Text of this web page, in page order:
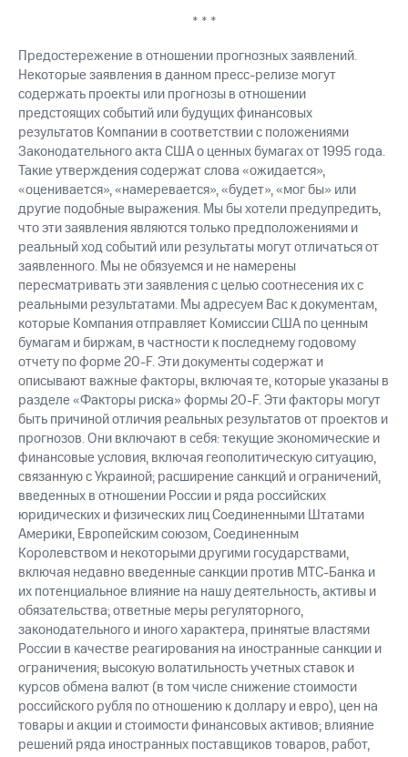
* * *
Предостережение в отношении прогнозных заявлений.
Некоторые заявления в данном пресс-релизе могут
содержать проекты или прогнозы в отношении
предстоящих событий или будущих финансовых
результатов Компании в соответствии с положениями
Законодательного акта США о ценных бумагах от 1995 года.
Такие утверждения содержат слова «ожидается»,
«оценивается», «намеревается», «будет», «мог бы» или
другие подобные выражения. Мы бы хотели предупредить,
что эти заявления являются только предположениями и
реальный ход событий или результаты могут отличаться от
заявленного. Мы не обязуемся и не намерены
пересматривать эти заявления с целью соотнесения их с
реальными результатами. Мы адресуем Вас к документам,
которые Компания отправляет Комиссии США по ценным
бумагам и биржам, в частности к последнему годовому
отчету по форме 20-F. Эти документы содержат и
описывают важные факторы, включая те, которые указаны в
разделе «Факторы риска» формы 20-F. Эти факторы могут
быть причиной отличия реальных результатов от проектов и
прогнозов. Они включают в себя: текущие экономические и
финансовые условия, включая геополитическую ситуацию,
связанную с Украиной; расширение санкций и ограничений,
введенных в отношении России и ряда российских
юридических и физических лиц Соединенными Штатами
Америки, Европейским союзом, Соединенным
Королевством и некоторыми другими государствами,
включая недавно введенные санкции против МТС-Банка и
их потенциальное влияние на нашу деятельность, активы и
обязательства; ответные меры регуляторного,
законодательного и иного характера, принятые властями
России в качестве реагирования на иностранные санкции и
ограничения; высокую волатильность учетных ставок и
курсов обмена валют (в том числе снижение стоимости
российского рубля по отношению к доллару и евро), цен на
товары и акции и стоимости финансовых активов; влияние
решений ряда иностранных поставщиков товаров, работ,